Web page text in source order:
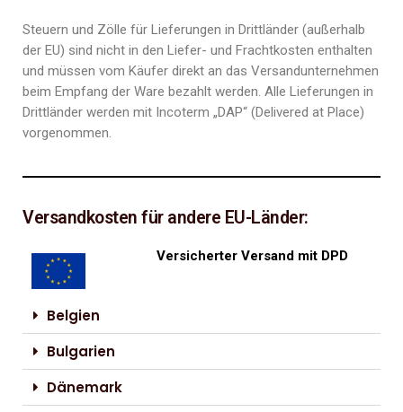
Steuern und Zölle für Lieferungen in Drittländer (außerhalb
der EU) sind nicht in den Liefer- und Frachtkosten enthalten
und müssen vom Käufer direkt an das Versandunternehmen
beim Empfang der Ware bezahlt werden. Alle Lieferungen in
Drittländer werden mit Incoterm „DAP“ (Delivered at Place)
vorgenommen.
Versandkosten für andere EU-Länder:
Versicherter Versand mit DPD
Belgien
Bulgarien
Dänemark